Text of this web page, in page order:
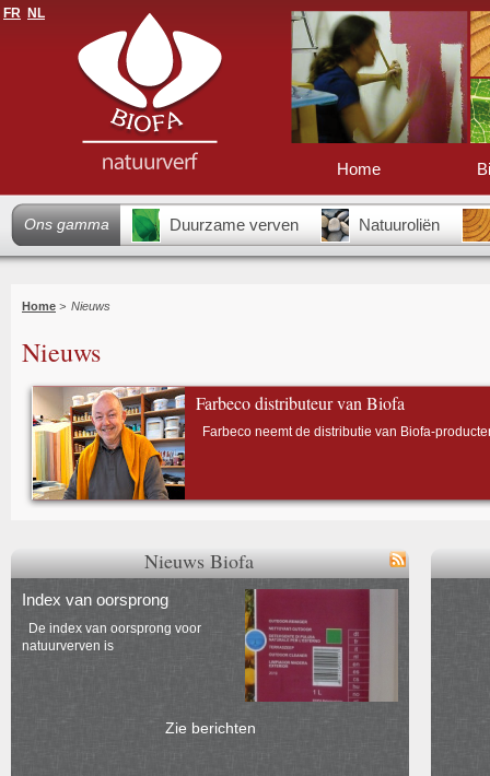
FR NL
Home
Ons gamma Duurzame verven Natuuroliën
Home > Nieuws
Nieuws
Farbeco distributeur van Biofa
Farbeco neemt de distributie van Biofa-
Nieuws Biofa
Index van oorsprong
De index van oorsprong voor
natuurverven is
Zie berichten